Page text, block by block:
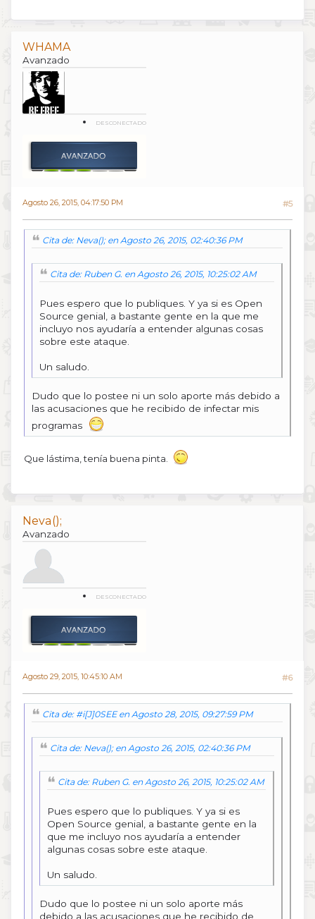
WHAMA
Avanzado
DESCONECTADO
Agosto 26, 2015, 04:17:50 PM #5
Cita de: Neva(); en Agosto 26, 2015, 02:40:36 PM
Cita de: Ruben G. en Agosto 26, 2015, 10:25:02 AM
Pues espero que lo publiques. Y ya si es Open
Source genial, a bastante gente en la que me
incluyo nos ayudaría a entender algunas cosas
sobre este ataque.
Un saludo.
Dudo que lo postee ni un solo aporte más debido a
las acusaciones que he recibido de infectar mis
programas
Que lástima, tenía buena pinta.
Neva();
Avanzado
DESCONECTADO
Agosto 29, 2015, 10:45:10 AM #6
Cita de: #i[J]0SEE en Agosto 28, 2015, 09:27:59 PM
Cita de: Neva(); en Agosto 26, 2015, 02:40:36 PM
Cita de: Ruben G. en Agosto 26, 2015, 10:25:02 AM
Pues espero que lo publiques. Y ya si es
Open Source genial, a bastante gente en la
que me incluyo nos ayudaría a entender
algunas cosas sobre este ataque.
Un saludo.
Dudo que lo postee ni un solo aporte más
debido a las acusaciones que he recibido de